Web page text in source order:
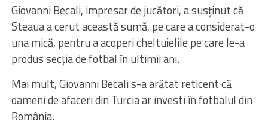
Giovanni Becali, impresar de jucători, a susținut că
Steaua a cerut această sumă, pe care a considerat-o
una mică, pentru a acoperi cheltuielile pe care le-a
produs secția de fotbal în ultimii ani.
Mai mult, Giovanni Becali s-a arătat reticent că
oameni de afaceri din Turcia ar investi în fotbalul din
România.